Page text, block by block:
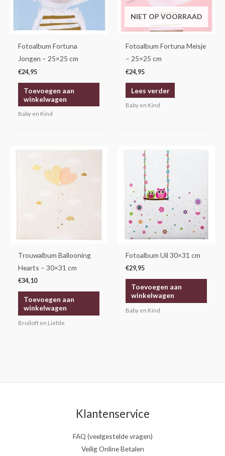
Fotoalbum Fortuna
Jongen – 25×25 cm
€24,95
Toevoegen aan
winkelwagen
Baby en Kind
NIET OP VOORRAAD
Fotoalbum Fortuna Meisje
– 25×25 cm
€24,95
Lees verder
Baby en Kind
Trouwalbum Ballooning
Hearts – 30×31 cm
€34,10
Toevoegen aan
winkelwagen
Bruiloft en Liefde
Fotoalbum Uil 30×31 cm
€29,95
Toevoegen aan
winkelwagen
Baby en Kind
Klantenservice
FAQ (veelgestelde vragen)
Veilig Online Betalen